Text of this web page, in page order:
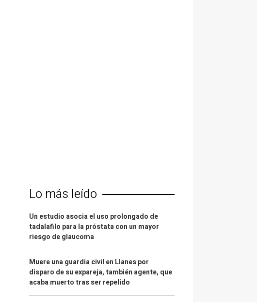
Lo más leído
Un estudio asocia el uso prolongado de
tadalafilo para la próstata con un mayor
riesgo de glaucoma
Muere una guardia civil en Llanes por
disparo de su expareja, también agente, que
acaba muerto tras ser repelido